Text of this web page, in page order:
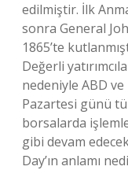
edilmiştir. İlk
sonra General
1865’te
Değerli
nedeniyle ABD
Pazartesi günü
borsalarda
gibi devam
Day’ın anlamı